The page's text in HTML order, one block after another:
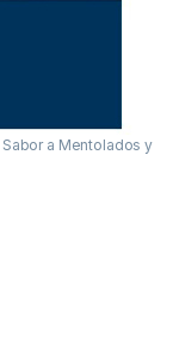
Sabor a Mentolados y